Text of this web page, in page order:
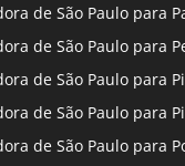
de São Paulo para
de São Paulo para
de São Paulo para
de São Paulo para
de São Paulo para